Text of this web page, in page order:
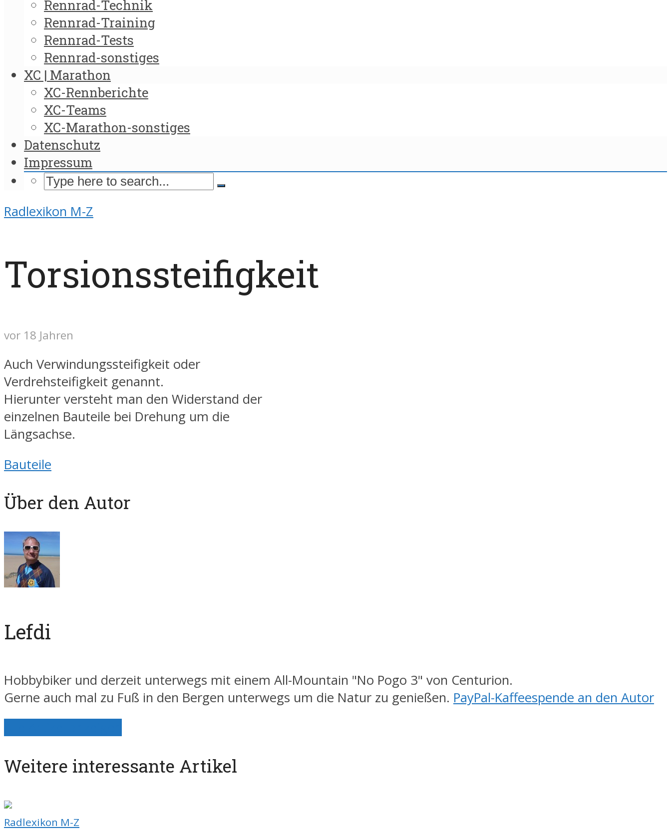
Rennrad-Technik
Rennrad-Training
Rennrad-Tests
Rennrad-sonstiges
XC | Marathon
XC-Rennberichte
XC-Teams
XC-Marathon-sonstiges
Datenschutz
Impressum
Radlexikon M-Z
Torsionssteifigkeit
vor 18 Jahren
Auch Verwindungssteifigkeit oder
Verdrehsteifigkeit genannt.
Hierunter versteht man den Widerstand der
einzelnen Bauteile bei Drehung um die
Längsachse.
Bauteile
Über den Autor
Lefdi
Hobbybiker und derzeit unterwegs mit einem All-Mountain "No Pogo 3" von Centurion.
Gerne auch mal zu Fuß in den Bergen unterwegs um die Natur zu genießen. PayPal-Kaffeespende an den Autor
Weitere interessante Artikel
Radlexikon M-Z